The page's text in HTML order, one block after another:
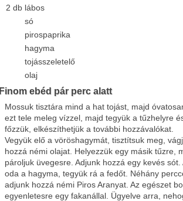
2 db lábos
só
pirospaprika
hagyma
tojásszeletelő
olaj
Finom ebéd pár perc alatt
Mossuk tisztára mind a hat tojást, majd
ezt tele meleg vízzel, majd tegyük a tűzhelyre
főzzük, elkészíthetjük a további hozzávalókat.
Vegyük elő a vöröshagymát, tisztítsuk meg,
hozzá némi olajat. Helyezzük egy másik tűzre,
pároljuk üvegesre. Adjunk hozzá egy kevés
oda a hagyma, tegyük rá a fedőt. Néhány
adjunk hozzá némi Piros Aranyat. Az egészet
egyenletesre egy fakanállal. Ügyelve arra,